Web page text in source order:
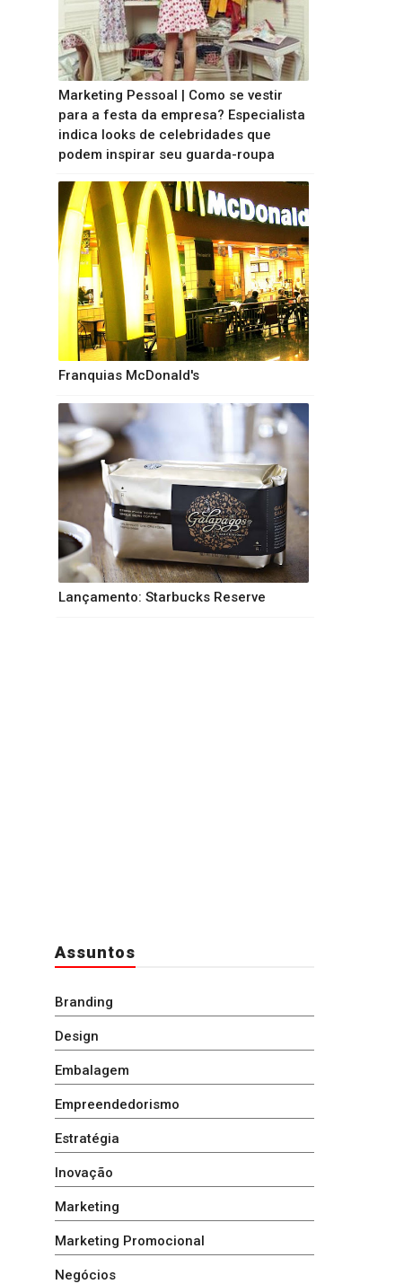
Marketing Pessoal | Como se vestir
para a festa da empresa? Especialista
indica looks de celebridades que
podem inspirar seu guarda-roupa
Franquias McDonald's
Lançamento: Starbucks Reserve
Assuntos
Branding
Design
Embalagem
Empreendedorismo
Estratégia
Inovação
Marketing
Marketing Promocional
Negócios